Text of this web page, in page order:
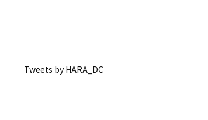
Tweets by HARA_DC